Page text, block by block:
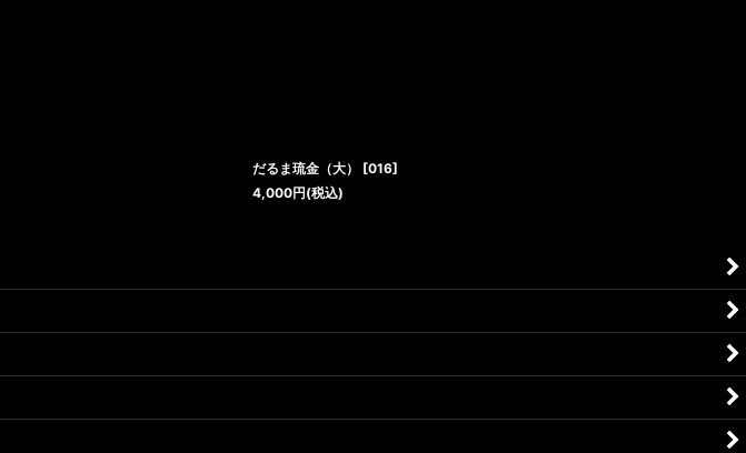
だるま琉金（大） [016]
4,000円(税込)